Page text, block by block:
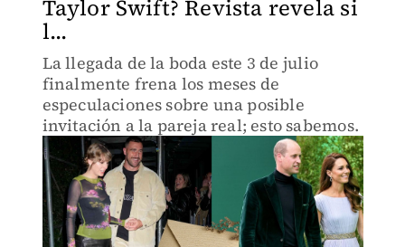
Taylor Swift? Revista revela si
l...
La llegada de la boda este 3 de julio
finalmente frena los meses de
especulaciones sobre una posible
invitación a la pareja real; esto sabemos.